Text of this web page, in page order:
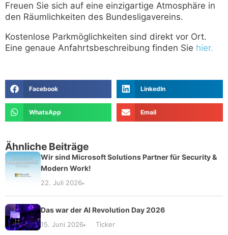
Freuen Sie sich auf eine einzigartige Atmosphäre in
den Räumlichkeiten des Bundesligavereins.
Kostenlose Parkmöglichkeiten sind direkt vor Ort.
Eine genaue Anfahrtsbeschreibung finden Sie hier.
Facebook LinkedIn
WhatsApp Email
Ähnliche Beiträge
Wir sind Microsoft Solutions Partner für Security &
Modern Work!
22. Juli 2026
Das war der AI Revolution Day 2026
15. Juni 2026 Ticker